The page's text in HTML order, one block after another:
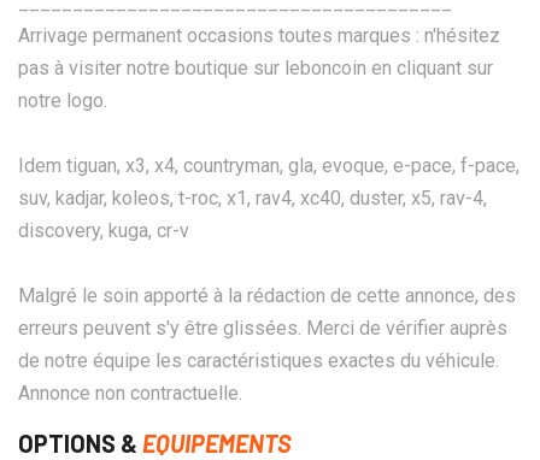
Arrivage permanent occasions toutes marques : n'hésitez
pas à visiter notre boutique sur leboncoin en cliquant sur
notre logo.
Idem tiguan, x3, x4, countryman, gla, evoque, e-pace, f-pace,
suv, kadjar, koleos, t-roc, x1, rav4, xc40, duster, x5, rav-4,
discovery, kuga, cr-v
Malgré le soin apporté à la rédaction de cette annonce, des
erreurs peuvent s'y être glissées. Merci de vérifier auprès
de notre équipe les caractéristiques exactes du véhicule.
Annonce non contractuelle.
OPTIONS & EQUIPEMENTS